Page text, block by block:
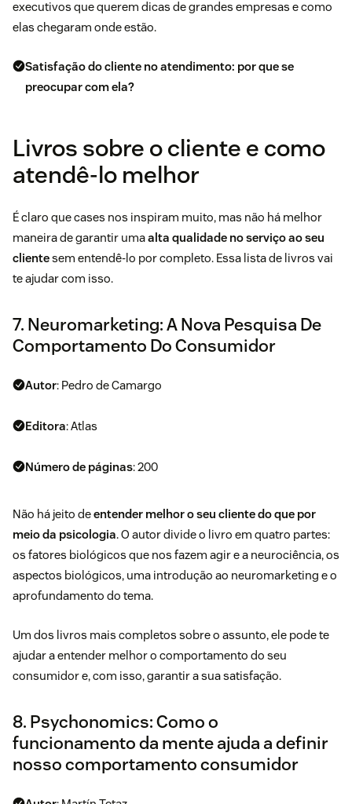
executivos que querem dicas de grandes empresas e como
elas chegaram onde estão.
Satisfação do cliente no atendimento: por que se
preocupar com ela?
Livros sobre o cliente e como
atendê-lo melhor
É claro que cases nos inspiram muito, mas não há melhor
maneira de garantir umaalta qualidade no serviço ao seu
clientesem entendê-lo por completo. Essa lista de livros vai
te ajudar com isso.
7. Neuromarketing: A Nova Pesquisa De
Comportamento Do Consumidor
Autor: Pedro de Camargo
Editora: Atlas
Número de páginas: 200
Não há jeito deentender melhor o seu cliente do que por
meio da psicologia. O autor divide o livro em quatro partes:
os fatores biológicos que nos fazem agir e a neurociência, os
aspectos biológicos, uma introdução ao neuromarketing e o
aprofundamento do tema.
Um dos livros mais completos sobre o assunto, ele pode te
ajudar a entender melhor o comportamento do seu
consumidor e, com isso, garantir a sua satisfação.
8. Psychonomics: Como o
funcionamento da mente ajuda a definir
nosso comportamento consumidor